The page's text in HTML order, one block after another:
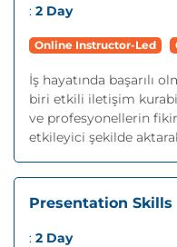
: 2 Day
Online Instructor-Led
İş hayatında başarılı
biri etkili iletişim
ve profesyonellerin
etkileyici şekilde
Presentation Skills
: 2 Day